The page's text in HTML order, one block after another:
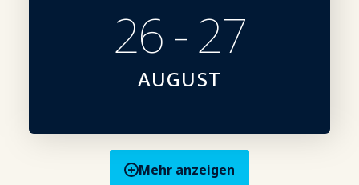
26 - 27
AUGUST
Mehr anzeigen